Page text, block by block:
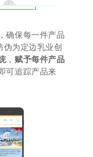
确保每一件产品
为定边乳业创
， 赋予每件产品
可追踪产品来